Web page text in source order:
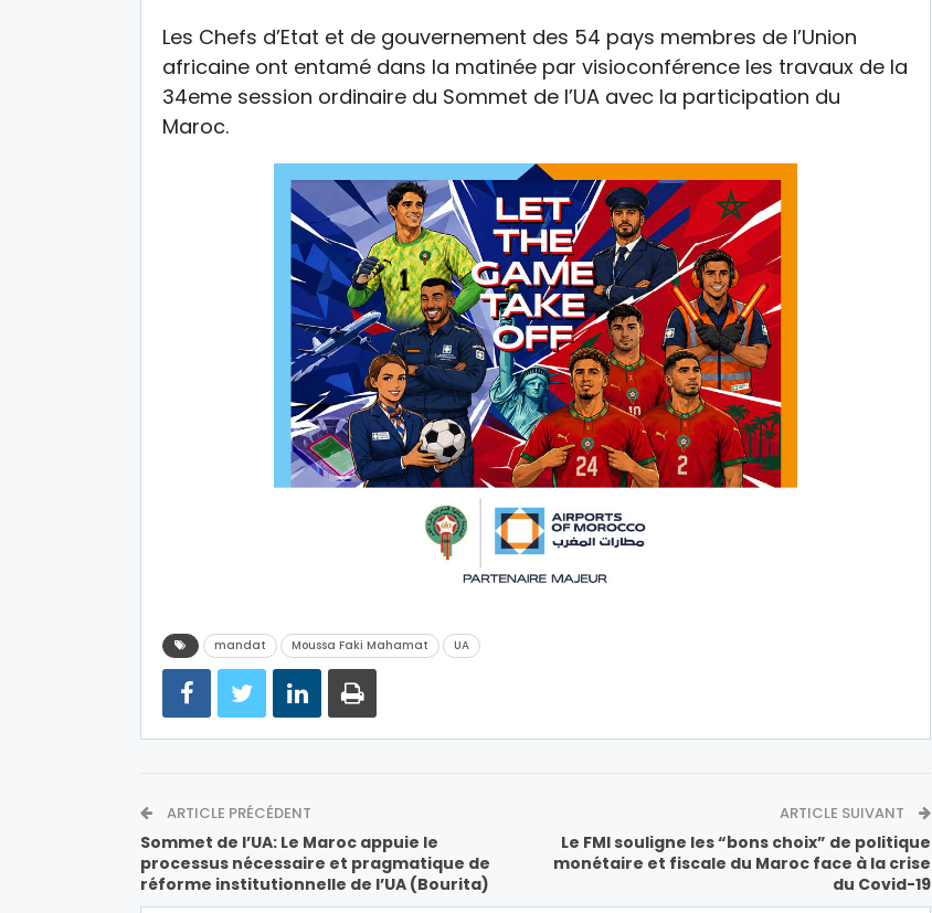
Les Chefs d’Etat et de gouvernement des 54 pays membres de l’Union
africaine ont entamé dans la matinée par visioconférence les travaux de la
34eme session ordinaire du Sommet de l’UA avec la participation du
Maroc.
mandat Moussa Faki Mahamat UA
ARTICLE PRÉCÉDENT
Sommet de l’UA: Le Maroc appuie le
processus nécessaire et pragmatique de
réforme institutionnelle de l’UA (Bourita)
ARTICLE SUIVANT
Le FMI souligne les “bons choix” de politique
monétaire et fiscale du Maroc face à la crise
du Covid-19